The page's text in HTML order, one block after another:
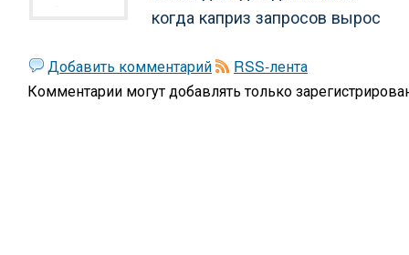
когда каприз запросов вырос
Добавить комментарий
RSS-лента
Комментарии могут добавлять только